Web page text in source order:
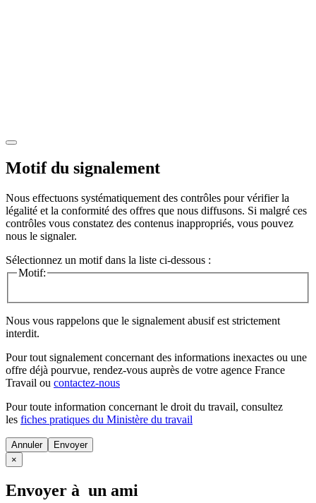
Motif du signalement
Nous effectuons systématiquement des contrôles pour vérifier la
légalité et la conformité des offres que nous diffusons. Si malgré ces
contrôles vous constatez des contenus inappropriés, vous pouvez
nous le signaler.
Sélectionnez un motif dans la liste ci-dessous :
Motif:
Nous vous rappelons que le signalement abusif est strictement
interdit.
Pour tout signalement concernant des informations inexactes ou une
offre déjà pourvue, rendez-vous auprès de votre agence France
Travail ou contactez-nous
Pour toute information concernant le droit du travail, consultez
les fiches pratiques du Ministère du travail
Annuler
×
Envoyer à un ami